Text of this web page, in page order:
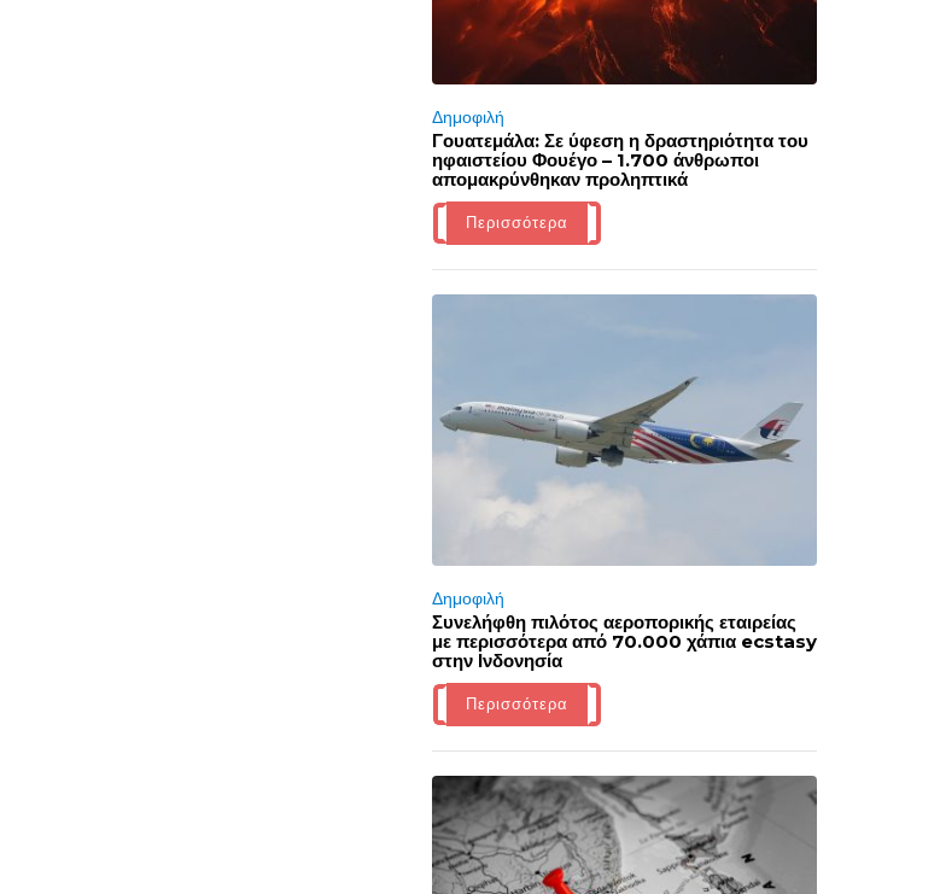
Δημοφιλή
Γουατεμάλα: Σε ύφεση η δραστηριότητα του
ηφαιστείου Φουέγο – 1.700 άνθρωποι
απομακρύνθηκαν προληπτικά
Περισσότερα
Δημοφιλή
Συνελήφθη πιλότος αεροπορικής εταιρείας
με περισσότερα από 70.000 χάπια ecstasy
στην Ινδονησία
Περισσότερα